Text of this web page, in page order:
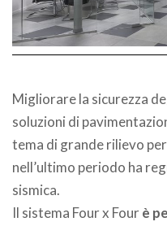
Migliorare la sicurezza
soluzioni di
tema di grande rilievo
nell’ultimo periodo ha
sismica.
Il sistema Four x Fourè